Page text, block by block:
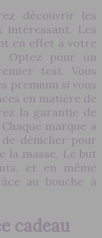
découvrir les
Les
en effet à votre
Optez pour un
test. Vous
premium si vous
en matière de
la garantie de
marque a
dénicher pour
la masse. Le but
et en même
au bouche à
cadeau